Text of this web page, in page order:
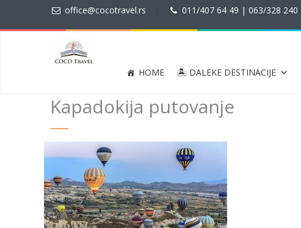
office@cocotravel.rs 011/407 64 49 | 063/328 240
HOME 🏝 DALEKE DESTINACIJE
Kapadokija putovanje